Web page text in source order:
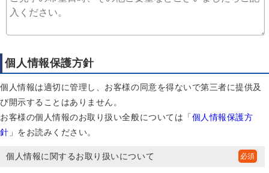
個人情報保護方針
個人情報は適切に管理し、お客様の同意を得ないで第三者に提供及
び開示することはありません。
お客様の個人情報のお取り扱い全般については「個人情報保護方
針 」をお読みください。
個人情報に関するお取り扱いについて